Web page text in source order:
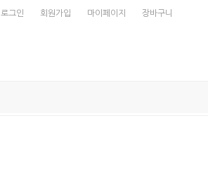
로그인 회원가입 마이페이지 장바구니